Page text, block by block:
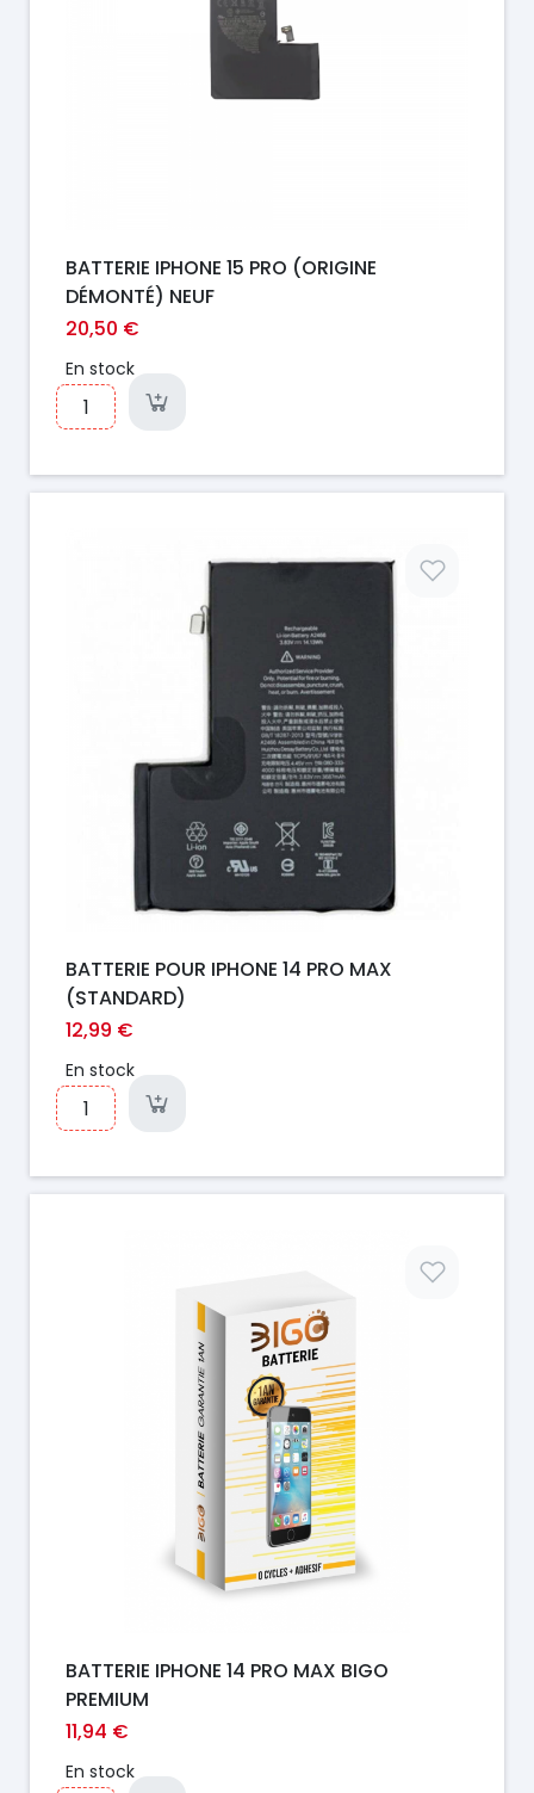
BATTERIE IPHONE 15 PRO (ORIGINE
DÉMONTÉ) NEUF
20,50 €
En stock
BATTERIE POUR IPHONE 14 PRO MAX
(STANDARD)
12,99 €
En stock
BATTERIE IPHONE 14 PRO MAX BIGO
PREMIUM
11,94 €
En stock